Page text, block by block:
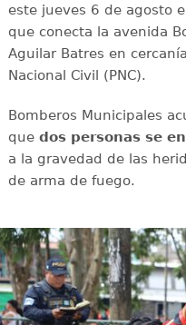
este jueves 6 de agosto
que conecta la avenida
Aguilar Batres en
Nacional Civil (PNC).
Bomberos Municipales
que dos personas se
a la gravedad de las
de arma de fuego.